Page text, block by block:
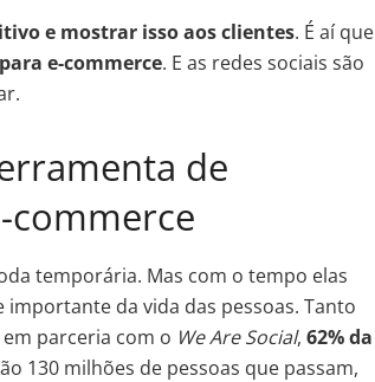
e mostrar isso aos clientes. É aí que
e-commerce. E as redes sociais são
de
commerce
temporária. Mas com o tempo elas
da vida das pessoas. Tanto
em parceria com o We Are Social, 62% da
130 milhões de pessoas que passam,